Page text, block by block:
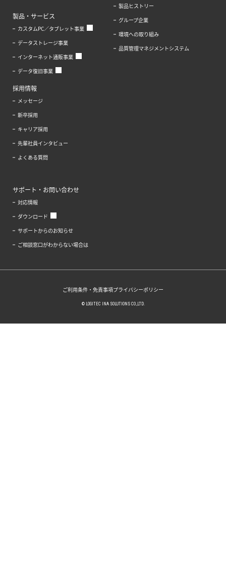
製品・サービス
カスタムPC／タブレット事業
データストレージ事業
インターネット通販事業
データ復旧事業
製品ヒストリー
グループ企業
環境への取り組み
品質管理マネジメントシステム
採用情報
メッセージ
新卒採用
キャリア採用
先輩社員インタビュー
よくある質問
サポート・お問い合わせ
対応情報
ダウンロード
サポートからのお知らせ
ご相談窓口がわからない場合は
ご利用条件・免責事項プライバシーポリシー
© LOGITEC INA SOLUTIONS CO.,LTD.